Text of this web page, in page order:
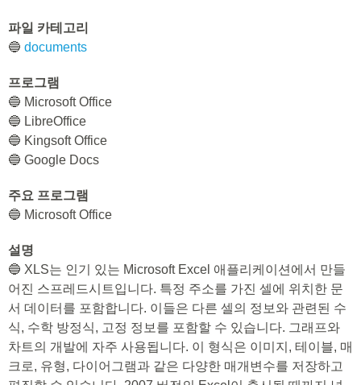
파일 카테고리
🔵 documents
프로그램
🔵 Microsoft Office
🔵 LibreOffice
🔵 Kingsoft Office
🔵 Google Docs
주요 프로그램
🔵 Microsoft Office
설명
🔵 XLS는 인기 있는 Microsoft Excel 애플리케이션에서 만들
어진 스프레드시트입니다. 특정 주소를 가진 셀에 위치한 문
서 데이터를 포함합니다. 이들은 다른 셀의 정보와 관련된 수
식, 수학 방정식, 고정 정보를 포함할 수 있습니다. 그래프와
차트의 개발에 자주 사용됩니다. 이 형식은 이미지, 테이블, 매
크로, 유형, 다이어그램과 같은 다양한 매개변수를 저장하고